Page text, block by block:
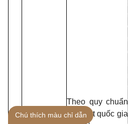
Theo quy chuẩn
kỹ thuật quốc gia
Chú thích màu chỉ dẫn